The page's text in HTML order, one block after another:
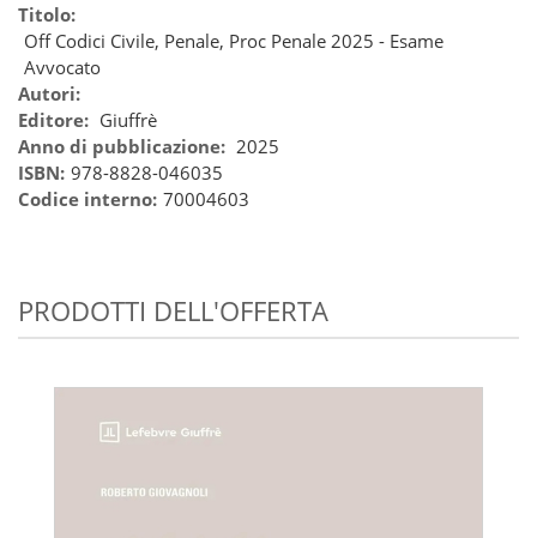
Titolo:
Off Codici Civile, Penale, Proc Penale 2025 - Esame
Avvocato
Autori:
Editore: Giuffrè
Anno di pubblicazione: 2025
ISBN: 978-8828-046035
Codice interno: 70004603
PRODOTTI DELL'OFFERTA